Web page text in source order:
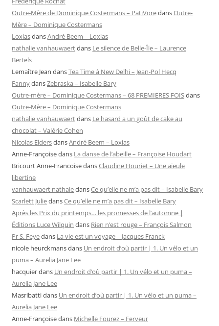
Outre-Mère de Dominique Costermans – PatiVoredansOutre-
Mère – Dominique Costermans
LoxiasdansAndré Beem – Loxias
nathalie vanhauwaertdans Le silence de Belle-Île – Laurence
Bertels
Lemaître Jean dansTea Time à New Delhi – Jean-Pol Hecq
FannydansZebraska – Isabelle Bary
Outre-mère – Dominique Costermans – 68 PREMIERES FOISdans
Outre-Mère – Dominique Costermans
nathalie vanhauwaertdans Le hasard a un goût de cake au
chocolat – Valérie Cohen
Nicolas EldersdansAndré Beem – Loxias
Anne-Françoisedans La danse de l’abeille – Françoise Houdart
Bricourt Anne-FrancoisedansClaudine Houriet – Une aïeule
libertine
vanhauwaert nathaledansCe qu’elle ne m’a pas dit – Isabelle Bary
Scarlett JuliedansCe qu’elle ne m’a pas dit – Isabelle Bary
Après les Prix du printemps… les promesses de l’automne |
Éditions Luce Wilquin dans Rien n’est rouge – François Salmon
Pr S. Feyedans La vie est un voyage – Jacques Franck
nicole heurckmansdans Un endroit d’où partir | 1. Un vélo et un
puma – Aurelia Jane Lee
hacquierdans Un endroit d’où partir | 1. Un vélo et un puma –
Aurelia Jane Lee
Masribattidans Un endroit d’où partir | 1. Un vélo et un puma –
Aurelia Jane Lee
Anne-Françoisedans Michelle Fourez – Ferveur